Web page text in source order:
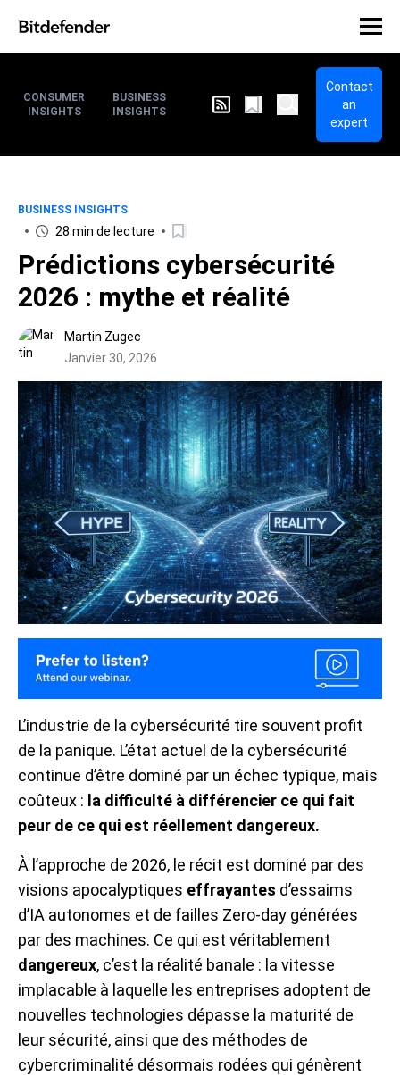
CONSUMER
INSIGHTS
BUSINESS
INSIGHTS
Contact
an
expert
BUSINESS INSIGHTS
28 min de lecture
Prédictions cybersécurité
2026 : mythe et réalité
Martin Zugec
Janvier 30, 2026
L’industrie de la cybersécurité tire souvent profit
de la panique. L’état actuel de la cybersécurité
continue d’être dominé par un échec typique, mais
coûteux : la difficulté à différencier ce qui fait
peur de ce qui est réellement dangereux.
À l’approche de 2026, le récit est dominé par des
visions apocalyptiques effrayantes d’essaims
d’IA autonomes et de failles Zero-day générées
par des machines. Ce qui est véritablement
dangereux, c’est la réalité banale : la vitesse
implacable à laquelle les entreprises adoptent de
nouvelles technologies dépasse la maturité de
leur sécurité, ainsi que des méthodes de
cybercriminalité désormais rodées qui génèrent